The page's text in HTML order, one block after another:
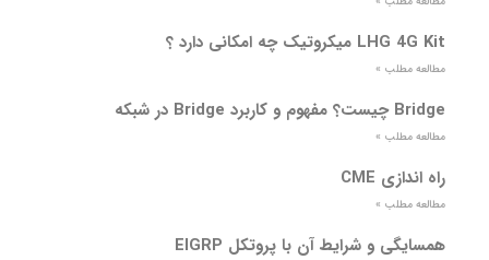
LHG 4G Kit میکروتیک چه امکانی دارد ؟
مطالعه مطلب »
Bridge چیست؟ مفهوم و کاربرد Bridge در شبکه
مطالعه مطلب »
راه اندازی CME
مطالعه مطلب »
همسایگی و شرایط آن با پروتکل EIGRP